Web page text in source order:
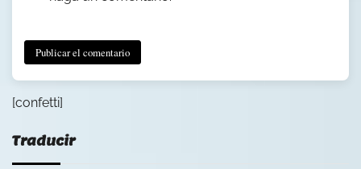
[confetti]
Traducir